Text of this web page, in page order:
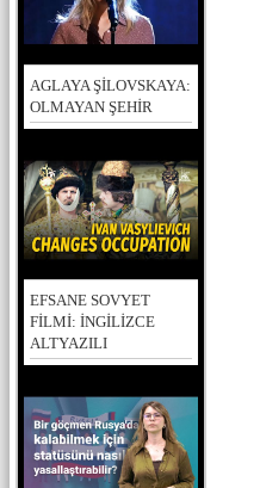
AGLAYA ŞİLOVSKAYA:
OLMAYAN ŞEHİR
EFSANE SOVYET
FİLMİ: İNGİLİZCE
ALTYAZILI